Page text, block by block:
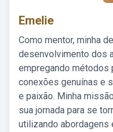
Emelie
Como mentor, minha
desenvolvimento dos
empregando métodos
conexões genuínas e
e paixão. Minha
sua jornada para se
utilizando abordagens